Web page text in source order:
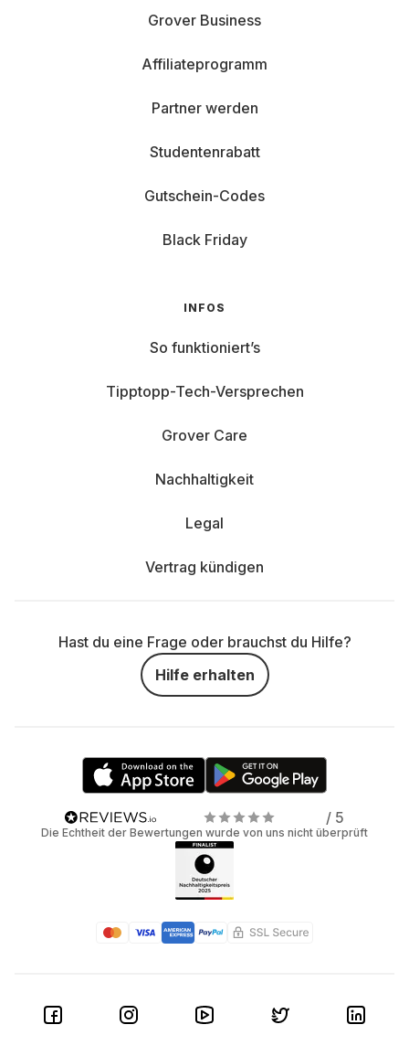
Grover Business
Affiliateprogramm
Partner werden
Studentenrabatt
Gutschein-Codes
Black Friday
INFOS
So funktioniert’s
Tipptopp-Tech-Versprechen
Grover Care
Nachhaltigkeit
Legal
Vertrag kündigen
Hast du eine Frage oder brauchst du Hilfe?
Hilfe erhalten
/ 5
Die Echtheit der Bewertungen wurde von uns nicht überprüft